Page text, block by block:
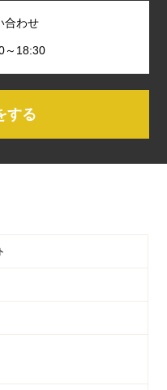
合わせ
～18:30
する